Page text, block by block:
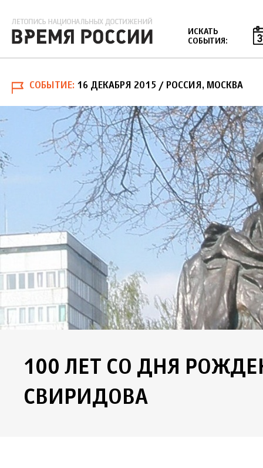
ИСКАТЬ
СОБЫТИЯ:
СОБЫТИЕ 16 ДЕКАБРЯ 2015 / РОССИЯ, МОСКВА
100 ЛЕТ СО ДНЯ
СВИРИДОВА